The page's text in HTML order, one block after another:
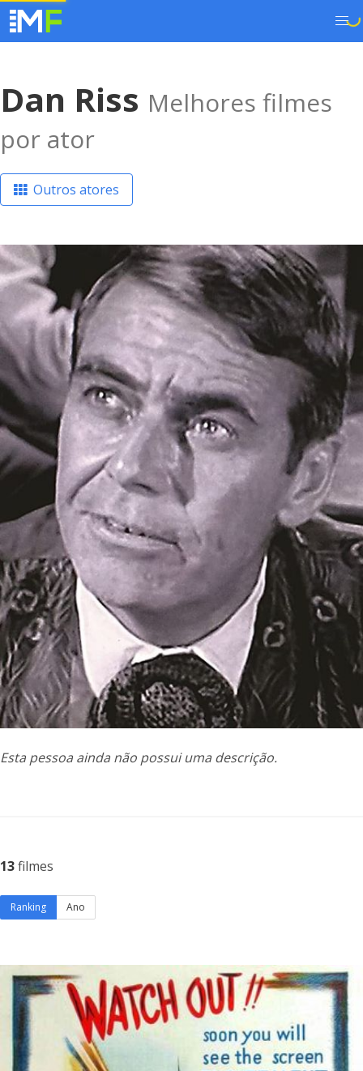
Dan Riss Melhores filmes
por ator
Outros atores
Esta pessoa ainda não possui uma descrição.
13filmes
Ranking Ano